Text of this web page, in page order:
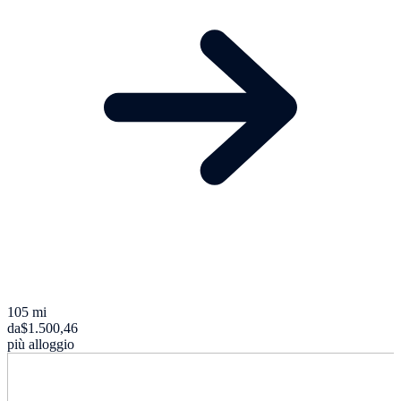
105 mi
da$1.500,46
più alloggio